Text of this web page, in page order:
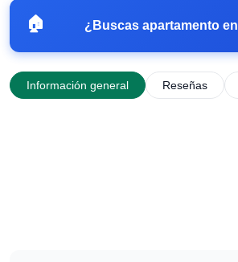
🏠 ¿Buscas apartamento en
Información general Reseñas